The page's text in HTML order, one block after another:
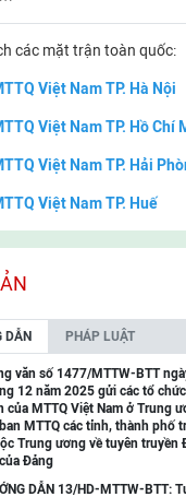
các mặt trận toàn quốc:
Việt Nam TP. Hà Nội
Việt Nam TP. Hồ Chí
Việt Nam TP. Hải
Việt Nam TP. Huế
Việt Nam TP. Cần Thơ
Việt Nam tỉnh Quảng
Việt Nam tỉnh Cao
Việt Nam tỉnh Lạng
Việt Nam tỉnh Lai
Việt Nam tỉnh Điện
DẪN PHÁP LUẬT
văn số 1477/MTTW-BTT
12 năm 2025 gửi các tổ
của MTTQ Việt Nam ở Trung
MTTQ các tỉnh, thành phố
Trung ương về tuyên truyền
Đảng
DẪN 13/HD-MTTW-BTT: